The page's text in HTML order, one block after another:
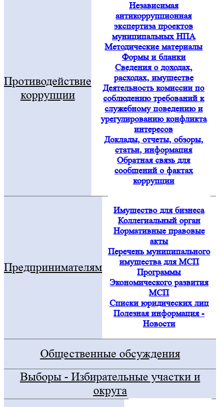
Противодействие
коррупции
Независимая
антикоррупционная
экспертиза проектов
муниципальных НПА
Методические материалы
Формы и бланки
Сведения о доходах,
расходах, имуществе
Деятельность комиссии по
соблюдению требований к
служебному поведению и
урегулированию конфликта
интересов
Доклады, отчеты, обзоры,
статьи, информация
Обратная связь для
сообщений о фактах
коррупции
Предпринимателям
Имущество для бизнеса
Коллегиальный орган
Нормативные правовые
акты
Перечень муниципального
имущества для МСП
Программы
Экономического развития
МСП
Списки юридических лиц
Полезная информация -
Новости
Общественные обсуждения
Выборы - Избирательные участки и
округа